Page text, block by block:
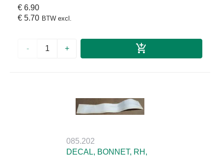
€ 6.90
€ 5.70 BTW excl.
- +
085.202
DECAL, BONNET, RH,